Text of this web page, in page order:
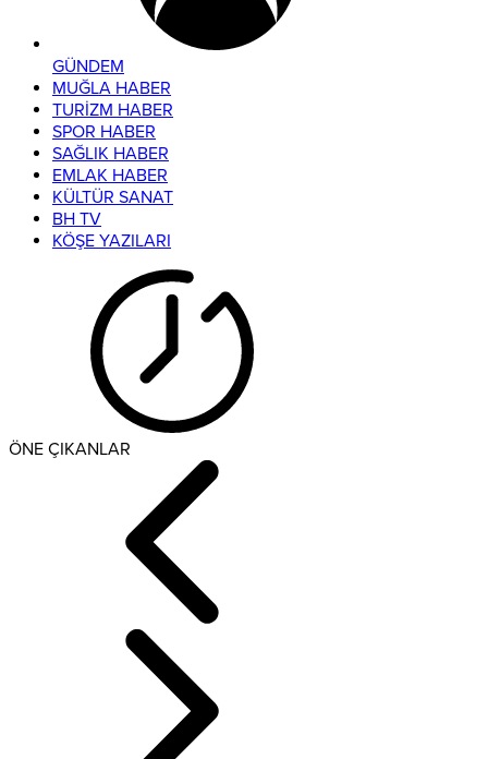
GÜNDEM
MUĞLA HABER
TURİZM HABER
SPOR HABER
SAĞLIK HABER
EMLAK HABER
KÜLTÜR SANAT
BH TV
KÖŞE YAZILARI
ÖNE ÇIKANLAR